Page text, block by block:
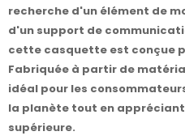
recherche d'un élément de
d'un support de
cette casquette est conçue
Fabriquée à partir de
idéal pour les
la planète tout en
supérieure.